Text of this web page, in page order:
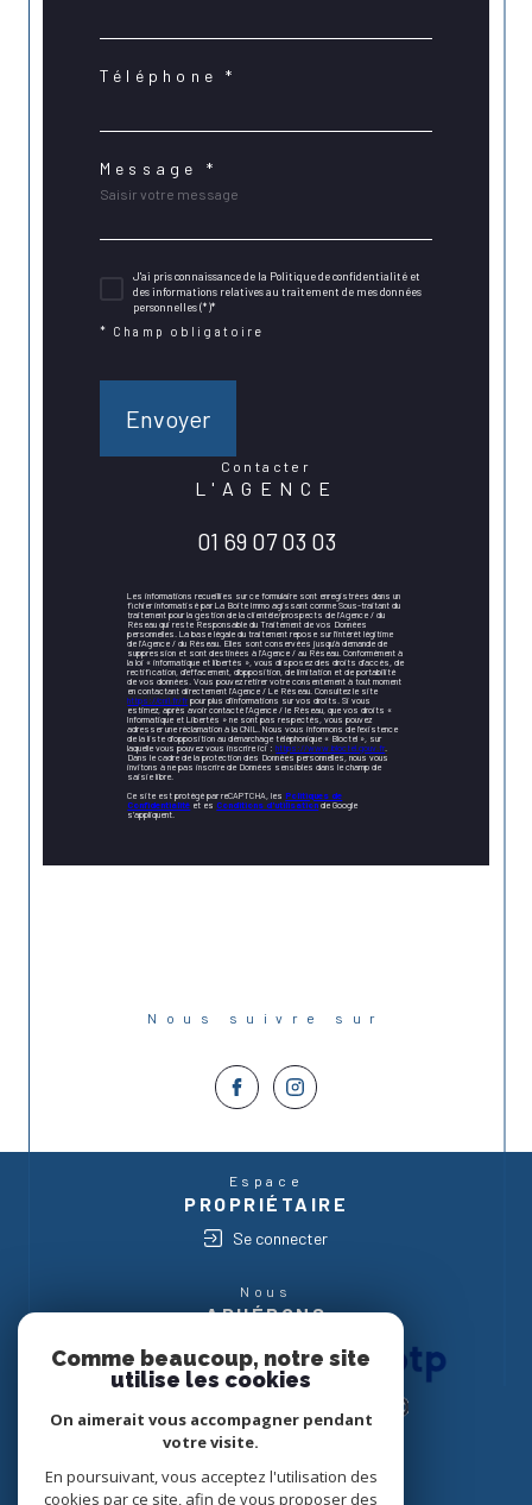
Téléphone *
Message *
J'ai pris connaissance de la Politique de confidentialité et
des informations relatives au traitement de mes données
personnelles (*)*
* Champ obligatoire
Envoyer
contacter
L'AGENCE
01 69 07 03 03
Les informations recueillies sur ce formulaire sont enregistrées dans un
fichier informatisé par La Boite Immo agissant comme Sous-traitant du
traitement pour la gestion de la clientèle/prospects de l'Agence / du
Réseau qui reste Responsable du Traitement de vos Données
personnelles. La base légale du traitement repose sur l'intérêt légitime
de l'Agence / du Réseau. Elles sont conservées jusqu'à demande de
suppression et sont destinées à l'Agence / au Réseau. Conformément à
la loi « informatique et libertés », vous disposez des droits d’accès, de
rectification, d’effacement, d’opposition, de limitation et de portabilité
de vos données. Vous pouvez retirer votre consentement à tout moment
en contactant directement l’Agence / Le Réseau. Consultez le site
https://cnil.fr/frpour plus d’informations sur vos droits. Si vous
estimez, après avoir contacté l'Agence / le Réseau, que vos droits «
Informatique et Libertés » ne sont pas respectés, vous pouvez
adresser une réclamation à la CNIL. Nous vous informons de l’existence
de la liste d'opposition au démarchage téléphonique « Bloctel », sur
laquelle vous pouvez vous inscrire ici :https://www.bloctel.gouv.fr.
Dans le cadre de la protection des Données personnelles, nous vous
invitons à ne pas inscrire de Données sensibles dans le champ de
saisie libre.
Ce site est protégé par reCAPTCHA, lesPolitiques de
Confidentialité et esConditions d'utilisationde Google
s'appliquent.
Nous suivre sur
Espace
PROPRIÉTAIRE
Se connecter
Nous
ADHÉRONS
Comme beaucoup, notre site
utilise les cookies
On aimerait vous accompagner pendant
votre visite.
En poursuivant, vous acceptez l'utilisation des
cookies par ce site, afin de vous proposer des